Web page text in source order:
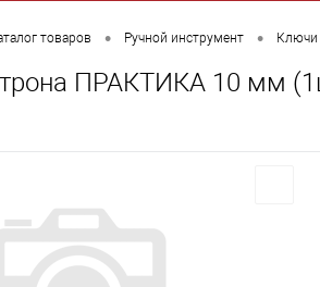
товаров • Ручной инструмент • Ключи
ПРАКТИКА 10 мм